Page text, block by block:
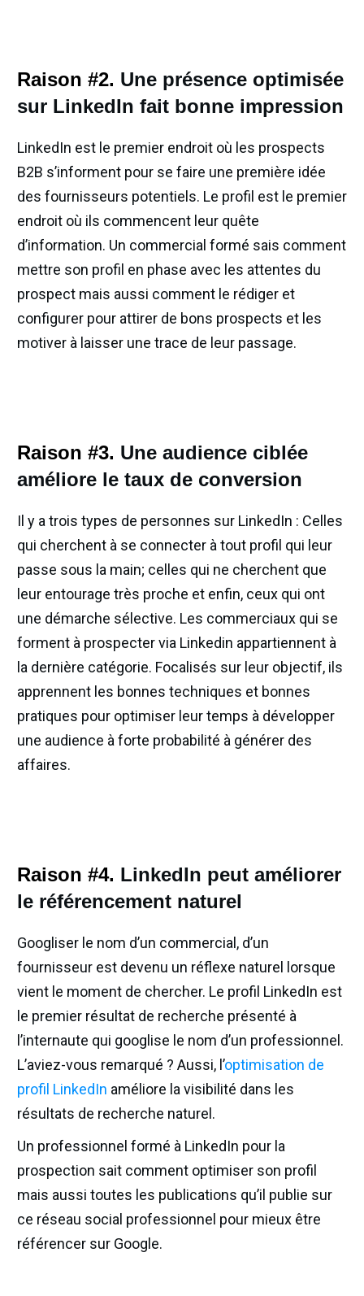
Raison #2. Une présence optimisée
sur LinkedIn fait bonne impression
LinkedIn est le premier endroit où les prospects
B2B s’informent pour se faire une première idée
des fournisseurs potentiels. Le profil est le premier
endroit où ils commencent leur quête
d’information. Un commercial formé sais comment
mettre son profil en phase avec les attentes du
prospect mais aussi comment le rédiger et
configurer pour attirer de bons prospects et les
motiver à laisser une trace de leur passage.
Raison #3. Une audience ciblée
améliore le taux de conversion
Il y a trois types de personnes sur LinkedIn : Celles
qui cherchent à se connecter à tout profil qui leur
passe sous la main; celles qui ne cherchent que
leur entourage très proche et enfin, ceux qui ont
une démarche sélective. Les commerciaux qui se
forment à prospecter via Linkedin appartiennent à
la dernière catégorie. Focalisés sur leur objectif, ils
apprennent les bonnes techniques et bonnes
pratiques pour optimiser leur temps à développer
une audience à forte probabilité à générer des
affaires.
Raison #4. LinkedIn peut améliorer
le référencement naturel
Googliser le nom d’un commercial, d’un
fournisseur est devenu un réflexe naturel lorsque
vient le moment de chercher. Le profil LinkedIn est
le premier résultat de recherche présenté à
l’internaute qui googlise le nom d’un professionnel.
L’aviez-vous remarqué ? Aussi, l’optimisation de
profil LinkedIn améliore la visibilité dans les
résultats de recherche naturel.
Un professionnel formé à LinkedIn pour la
prospection sait comment optimiser son profil
mais aussi toutes les publications qu’il publie sur
ce réseau social professionnel pour mieux être
référencer sur Google.